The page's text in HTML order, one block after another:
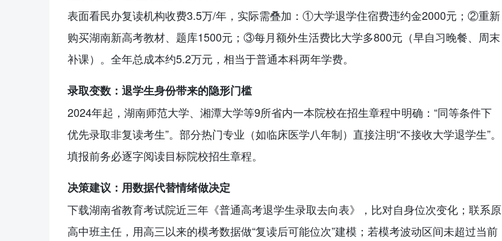
表面看民办复读机构收费3.5万/年，实际需叠加：①大学退学住宿费违约金2000元；②重新
购买湖南新高考教材、题库1500元；③每月额外生活费比大学多800元（早自习晚餐、周末
补课）。全年总成本约5.2万元，相当于普通本科两年学费。
录取变数：退学生身份带来的隐形门槛
2024年起，湖南师范大学、湘潭大学等9所省内一本院校在招生章程中明确：“同等条件下
优先录取非复读考生”。部分热门专业（如临床医学八年制）直接注明“不接收大学退学生”。
填报前务必逐字阅读目标院校招生章程。
决策建议：用数据代替情绪做决定
下载湖南省教育考试院近三年《普通高考退学生录取去向表》，比对自身位次变化；联系原
高中班主任，用高三以来的模考数据做“复读后可能位次”建模；若模考波动区间未超过当前